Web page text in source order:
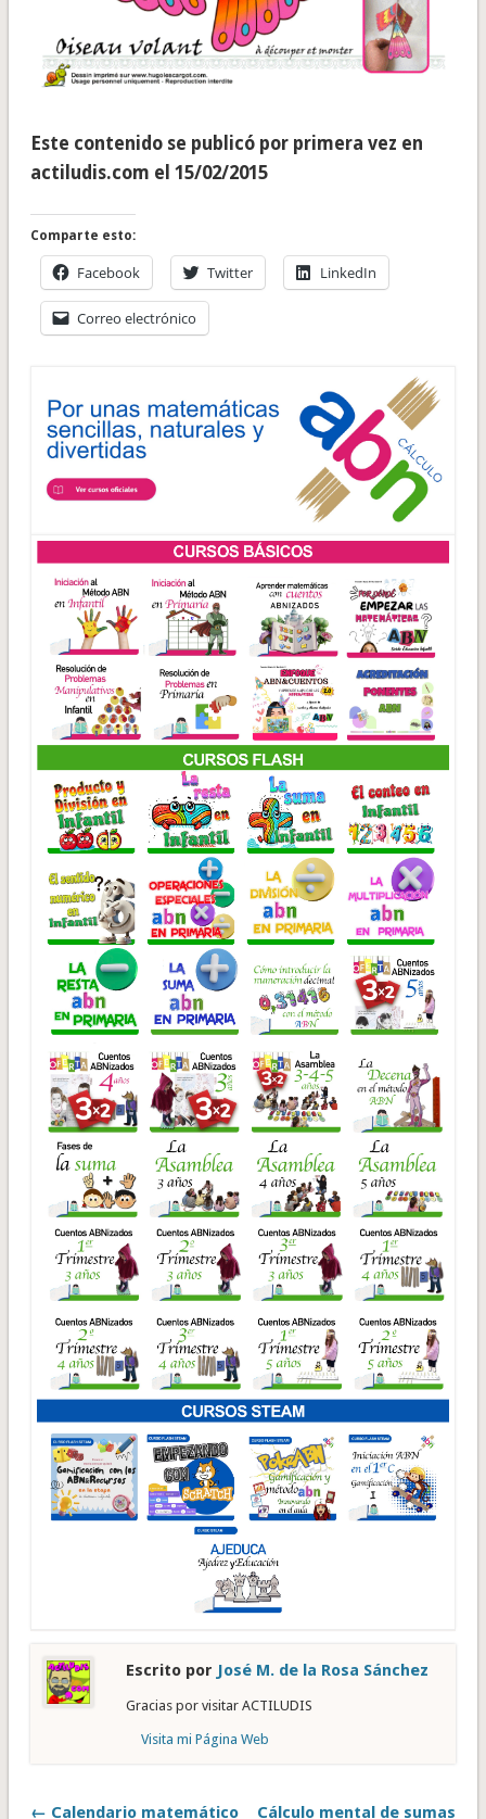
Este contenido se publicó por primera vez en
actiludis.com el 15/02/2015
Comparte esto:
Facebook Twitter LinkedIn
Correo electrónico
Escrito por José M. de la Rosa Sánchez
Gracias por visitar ACTILUDIS
Visita mi Página Web
← Calendario matemático Cálculo mental de sumas